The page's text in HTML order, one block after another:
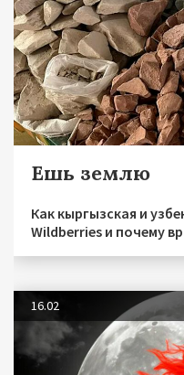
Ешь землю
Как кыргызская и
Wildberries и почему
16.02